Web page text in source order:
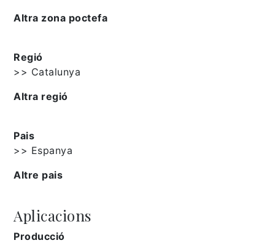
Altra zona poctefa
Regió
>> Catalunya
Altra regió
Pais
>> Espanya
Altre pais
Aplicacions
Producció